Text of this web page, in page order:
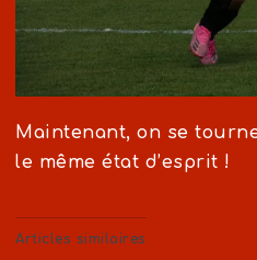
Maintenant, on se
le même état d’esprit !
Articles similaires